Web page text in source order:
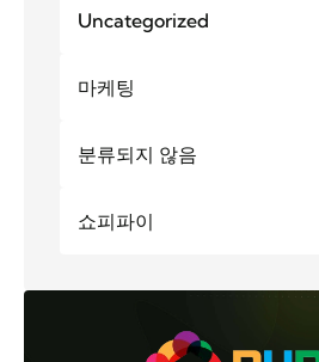
Uncategorized
마케팅
분류되지 않음
쇼피파이